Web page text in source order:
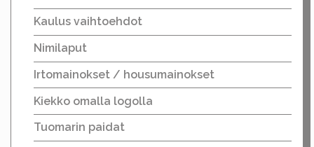
Kaulus vaihtoehdot
Nimilaput
Irtomainokset / housumainokset
Kiekko omalla logolla
Tuomarin paidat